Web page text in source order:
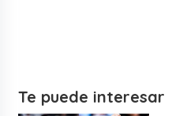
Te puede interesar